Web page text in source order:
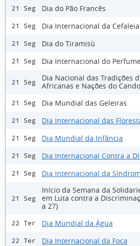
21 Seg Dia do Pão Francês
21 Seg Dia Internacional da
21 Seg Dia do Tiramisù
21 Seg Dia Internacional do
21 Seg
Dia Nacional das Tradições
Africanas e Nações do
21 Seg Dia Mundial das Geleiras
21 Seg Dia Internacional das
21 Seg Dia Mundial da Infância
21 Seg Dia Internacional Contra a
21 Seg Dia Internacional da
21 Seg
Início da Semana da
em Luta contra a
a 27)
22 Ter Dia Mundial da Água
22 Ter Dia Internacional da Foca